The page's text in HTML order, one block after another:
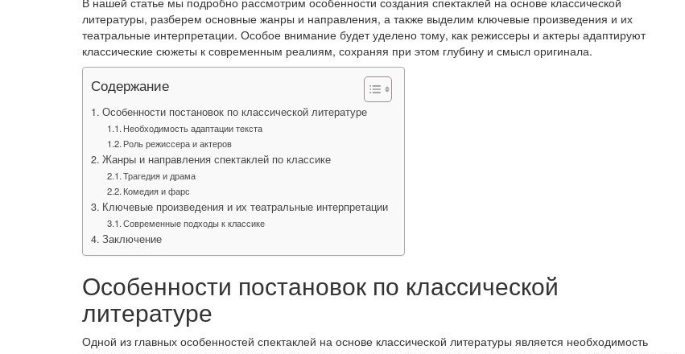
литературы, разберем основные жанры и направления, а также выделим ключевые произведения и их
театральные интерпретации. Особое внимание будет уделено тому, как режиссеры и актеры адаптируют
классические сюжеты к современным реалиям, сохраняя при этом глубину и смысл оригинала.
Содержание
Особенности постановок по классической литературе
Необходимость адаптации текста
Роль режиссера и актеров
Жанры и направления спектаклей по классике
Трагедия и драма
Комедия и фарс
Ключевые произведения и их театральные интерпретации
Современные подходы к классике
Заключение
Особенности постановок по классической
литературе
Одной из главных особенностей спектаклей на основе классической литературы является необходимость